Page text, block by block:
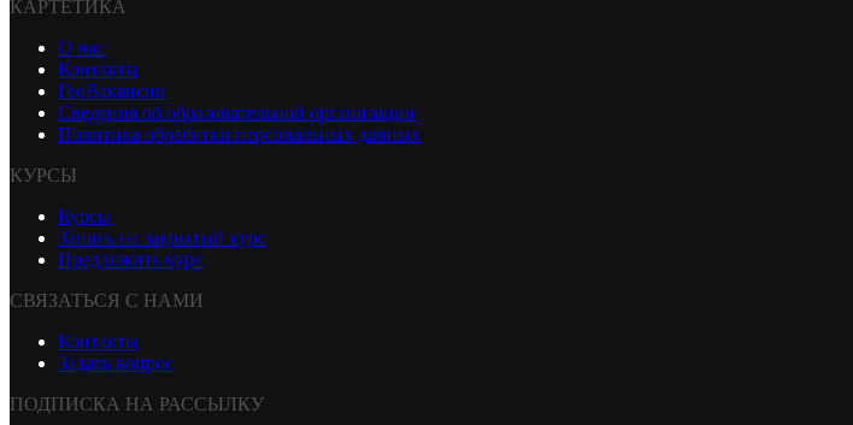
КАРТЕТИКА
О нас
Контакты
ГеоВакансии
Сведения об образовательной организации
Политика обработки персональных данных
КУРСЫ
Курсы
Запись на закрытый курс
Предложить курс
СВЯЗАТЬСЯ С НАМИ
Контакты
Задать вопрос
ПОДПИСКА НА РАССЫЛКУ